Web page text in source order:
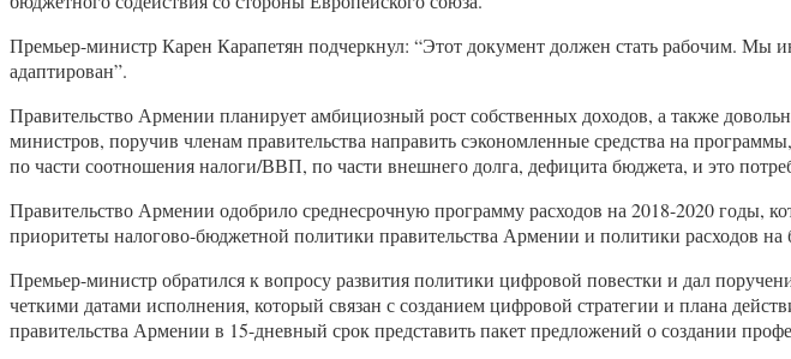
Премьер-министр Карен Карапетян подчеркнул: “Этот документ должен стать рабочим. Мы
адаптирован”.
Правительство Армении планирует амбициозный рост собственных доходов, а также
министров, поручив членам правительства направить сэкономленные средства на
по части соотношения налоги/ВВП, по части внешнего долга, дефицита бюджета, и это
Правительство Армении одобрило среднесрочную программу расходов на 2018-2020 годы,
приоритеты налогово-бюджетной политики правительства Армении и политики расходов
Премьер-министр обратился к вопросу развития политики цифровой повестки и дал
четкими датами исполнения, который связан с созданием цифровой стратегии и плана
правительства Армении в 15-дневный срок представить пакет предложений о создании